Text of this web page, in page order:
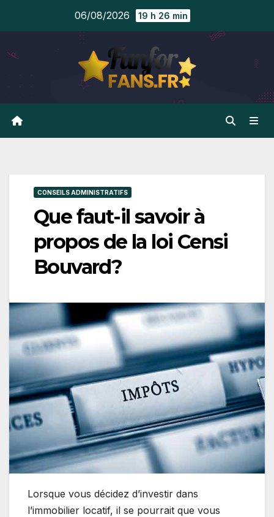
06/08/2026 19 h 26 min
CONSEILS ADMINISTRATIFS
Que faut-il savoir à
propos de la loi Censi
Bouvard?
Lorsque vous décidez d’investir dans
l’immobilier locatif, il se pourrait que vous